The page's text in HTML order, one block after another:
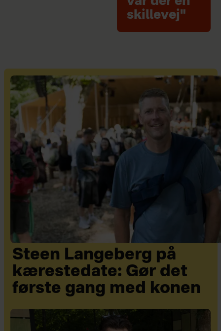
skillevej"
Steen Langeberg på
kærestedate: Gør det
første gang med konen